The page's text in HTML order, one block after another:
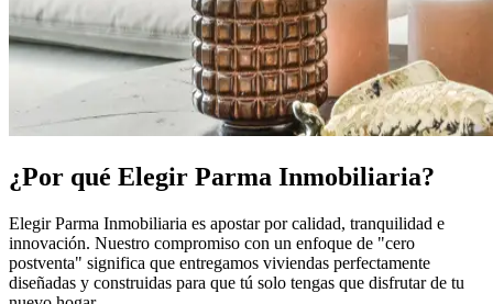
¿Por qué Elegir Parma Inmobiliaria?
Elegir Parma Inmobiliaria es apostar por calidad, tranquilidad e
innovación. Nuestro compromiso con un enfoque de "cero
postventa" significa que entregamos viviendas perfectamente
diseñadas y construidas para que tú solo tengas que disfrutar de tu